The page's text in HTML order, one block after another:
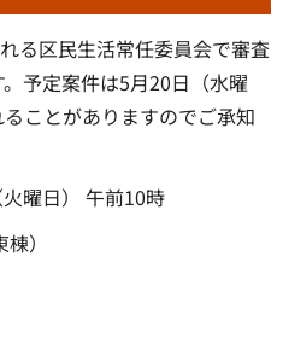
る区民生活常任委員会で審査
予定案件は5月20日（水曜
ことがありますのでご承知
曜日） 午前10時
）